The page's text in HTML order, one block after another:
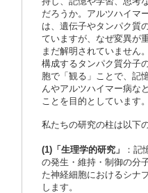
だろうか。アルツハイマ
は、遺伝子やタンパク質
ていますが、なぜ変異が
まだ解明されていません
構成するタンパク質分子
胞で「観る」ことで、記
んやアルツハイマー病な
ことを目的としています。
私たちの研究の柱は以下
(1)「生理学的研究」
：記
の発生・維持・制御の分
た神経細胞におけるシナ
します。